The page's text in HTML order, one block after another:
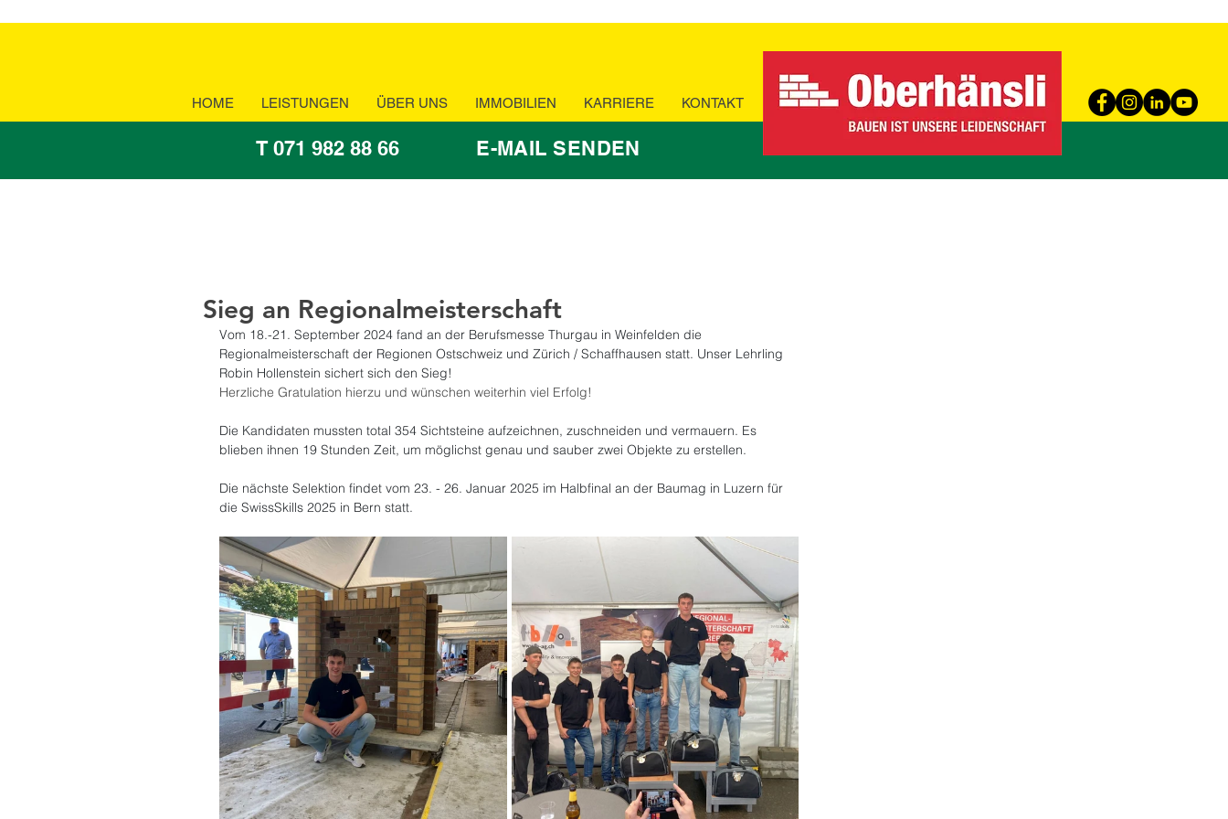
T 071 982 88 66 E-MAIL SENDEN
HOME LEISTUNGEN ÜBER UNS IMMOBILIEN KARRIERE KONTAKT
Sieg an Regionalmeisterschaft
Vom 18.-21. September 2024 fand an der Berufsmesse Thurgau in Weinfelden die
Regionalmeisterschaft der Regionen Ostschweiz und Zürich / Schaffhausen statt. Unser Lehrling
Robin Hollenstein sichert sich den Sieg!
Herzliche Gratulation hierzu und wünschen weiterhin viel Erfolg!
Die Kandidaten mussten total 354 Sichtsteine aufzeichnen, zuschneiden und vermauern. Es
blieben ihnen 19 Stunden Zeit, um möglichst genau und sauber zwei Objekte zu erstellen.
Die nächste Selektion findet vom 23. - 26. Januar 2025 im Halbfinal an der Baumag in Luzern für
die SwissSkills 2025 in Bern statt.